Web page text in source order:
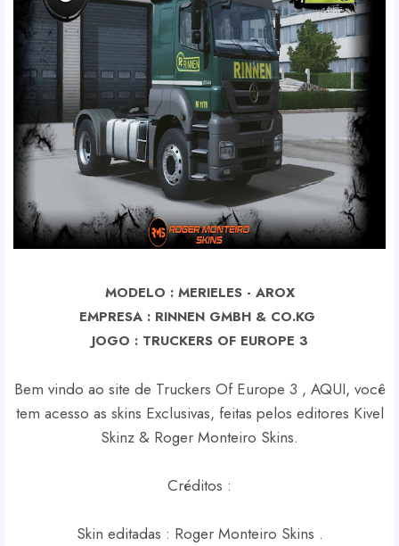
MODELO : MERIELES - AROX
EMPRESA : RINNEN GMBH & CO.KG
JOGO : TRUCKERS OF EUROPE 3
Bem vindo ao site de Truckers Of Europe 3 , AQUI, você
tem acesso as skins Exclusivas, feitas pelos editores Kivel
Skinz & Roger Monteiro Skins.
Créditos :
Skin editadas : Roger Monteiro Skins .